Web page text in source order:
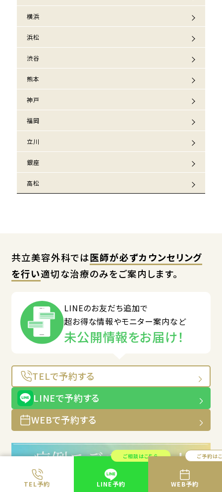
TEL予約
ご相談はこちら
LINE予約
ご予約は
WEB予約
横浜
浜松
渋谷
熊本
神戸
福岡
立川
銀座
高松
共立美容外科では医師が必ずカウンセリング
を行い適切な治療のみをご案内します。
LINEのお友だち追加で
超お得な情報やモニター案内など
未公開情報をお届け！
TELで予約する
LINEで予約する
WEBで予約する